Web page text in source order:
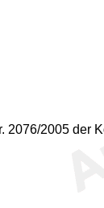
2076/2005 der